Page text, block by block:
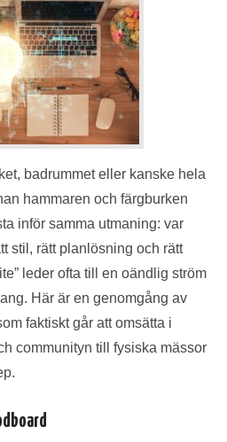
badrummet eller kanske hela
hammaren och färgburken
inför samma utmaning: var
stil, rätt planlösning och rätt
leder ofta till en oändlig ström
Här är en genomgång av
faktiskt går att omsätta i
communityn till fysiska mässor